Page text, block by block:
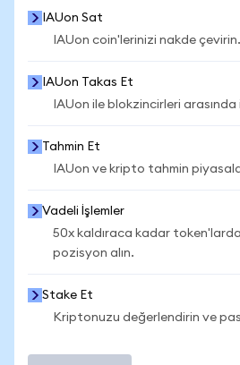
IAUon Sat
IAUon coin'lerinizi nakde çevirin.
IAUon Takas Et
IAUon ile blokzincirleri arasında
Tahmin Et
IAUon ve kripto tahmin
Vadeli İşlemler
50x kaldıraca kadar
pozisyon alın.
Stake Et
Kriptonuzu değerlendirin ve